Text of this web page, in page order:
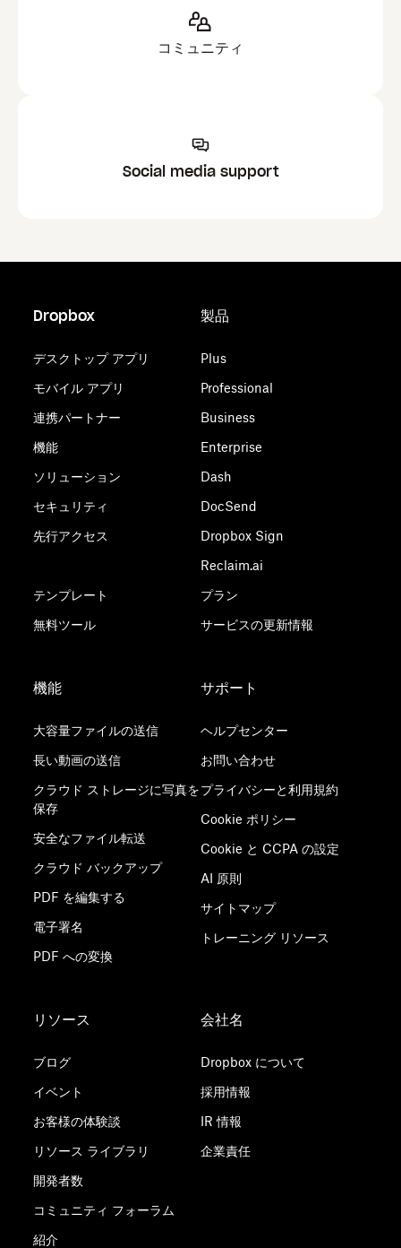
コミュニティ
Social media support
Dropbox
デスクトップ アプリ
モバイル アプリ
連携パートナー
機能
ソリューション
セキュリティ
先行アクセス
テンプレート
無料ツール
製品
Plus
Professional
Business
Enterprise
Dash
DocSend
Dropbox Sign
Reclaim.ai
プラン
サービスの更新情報
機能
大容量ファイルの送信
長い動画の送信
クラウド ストレージに写真を
保存
安全なファイル転送
クラウド バックアップ
PDF を編集する
電子署名
PDF への変換
サポート
ヘルプセンター
お問い合わせ
プライバシーと利用規約
Cookie ポリシー
Cookie と CCPA の設定
AI 原則
サイトマップ
トレーニング リソース
リソース
ブログ
イベント
お客様の体験談
リソース ライブラリ
開発者数
コミュニティ フォーラム
紹介
会社名
Dropbox について
採用情報
IR 情報
企業責任